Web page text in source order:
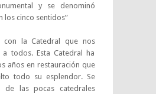
y se denominó
los cinco sentidos”
con la Catedral que nos
a todos. Esta Catedral ha
años en restauración que
todo su esplendor. Se
de las pocas catedrales